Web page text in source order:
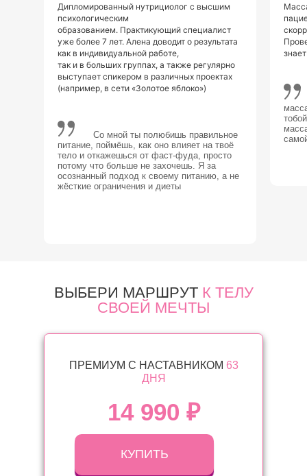
Дипломированный нутрициолог с высшим
психологическим
образованием. Практикующий специалист
уже более 7 лет. Алена доводит о результата
как в индивидуальной работе,
так и в больших группах, а также регулярно
выступает спикером в различных проектах
(например, в сети «Золотое яблоко»)
............. Со мной ты полюбишь правильное
питание, поймёшь, как оно влияет на твоё
тело и откажешься от фаст-фуда, просто
потому что больше не захочешь. Я за
осознанный подход к своему питанию, а не
жёсткие ограничения и диеты
ВЫБЕРИ МАРШРУТ К ТЕЛУ
СВОЕЙ МЕЧТЫ
КУПИТЬ
14 990 ₽
ПРЕМИУМ С НАСТАВНИКОМ 63
ДНЯ